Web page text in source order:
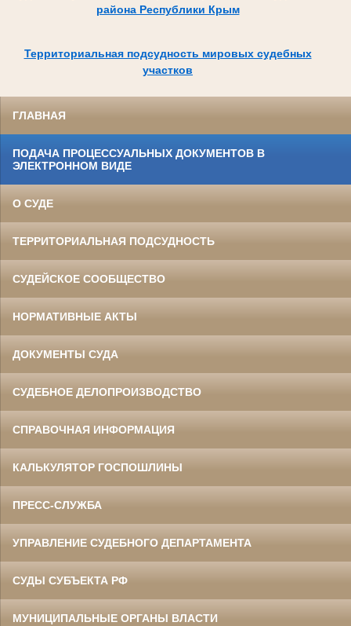
района Республики Крым
Территориальная подсудность мировых судебных
участков
ГЛАВНАЯ
ПОДАЧА ПРОЦЕССУАЛЬНЫХ ДОКУМЕНТОВ В
ЭЛЕКТРОННОМ ВИДЕ
О СУДЕ
ТЕРРИТОРИАЛЬНАЯ ПОДСУДНОСТЬ
СУДЕЙСКОЕ СООБЩЕСТВО
НОРМАТИВНЫЕ АКТЫ
ДОКУМЕНТЫ СУДА
СУДЕБНОЕ ДЕЛОПРОИЗВОДСТВО
СПРАВОЧНАЯ ИНФОРМАЦИЯ
КАЛЬКУЛЯТОР ГОСПОШЛИНЫ
ПРЕСС-СЛУЖБА
УПРАВЛЕНИЕ СУДЕБНОГО ДЕПАРТАМЕНТА
СУДЫ СУБЪЕКТА РФ
МУНИЦИПАЛЬНЫЕ ОРГАНЫ ВЛАСТИ